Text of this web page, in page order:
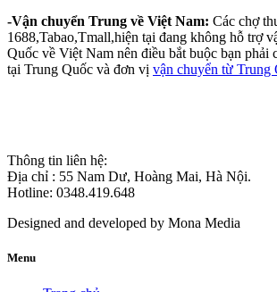
-Vận chuyển Trung về Việt Nam: Các chợ
1688,Tabao,Tmall,hiện tại đang không hỗ trợ
Quốc về Việt Nam nên điều bắt buộc bạn phải
tại Trung Quốc và đơn vị vận chuyển từ Trung
Thông tin liên hệ:
Địa chỉ : 55 Nam Dư, Hoàng Mai, Hà Nội.
Hotline: 0348.419.648
Designed and developed by Mona Media
Menu